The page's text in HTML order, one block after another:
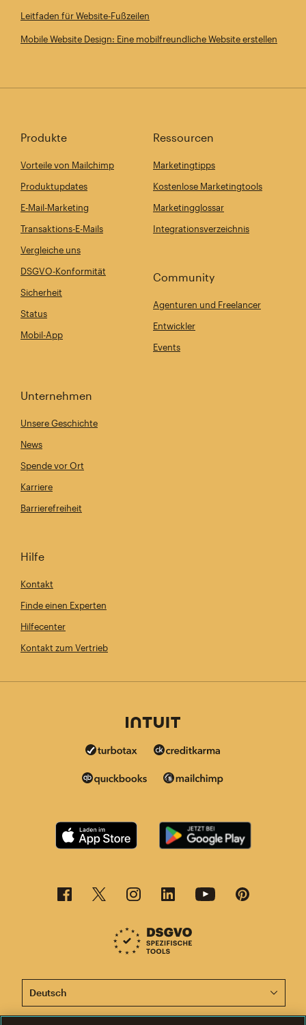
Leitfaden für Website-Fußzeilen
Mobile Website Design: Eine mobilfreundliche Website erstellen
Produkte
Vorteile von Mailchimp
Produktupdates
E-Mail-Marketing
Transaktions-E-Mails
Vergleiche uns
DSGVO-Konformität
Sicherheit
Status
Mobil-App
Ressourcen
Marketingtipps
Kostenlose Marketingtools
Marketingglossar
Integrationsverzeichnis
Community
Agenturen und Freelancer
Entwickler
Events
Unternehmen
Unsere Geschichte
News
Spende vor Ort
Karriere
Barrierefreiheit
Hilfe
Kontakt
Finde einen Experten
Hilfecenter
Kontakt zum Vertrieb
Diese Seite ist jetzt auch in anderen Sprachen